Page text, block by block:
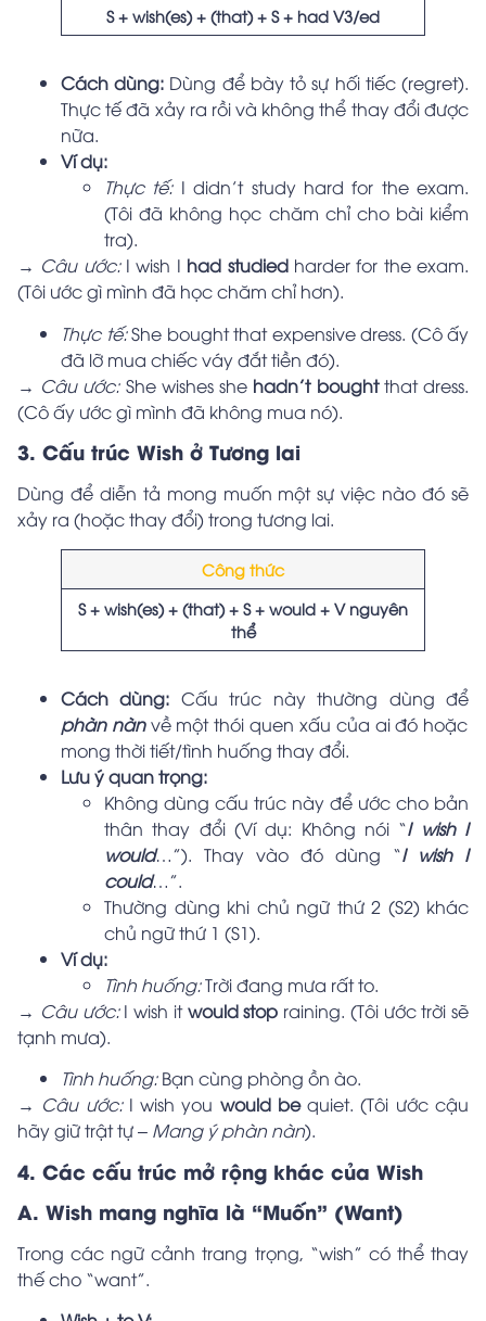
S + wish(es) + (that) + S + had V3/ed
Cách dùng: Dùng để bày tỏ sự hối tiếc (regret).
Thực tế đã xảy ra rồi và không thể thay đổi được
nữa.
Ví dụ:
Thực tế:I didn’t study hard for the exam.
(Tôi đã không học chăm chỉ cho bài kiểm
tra).
→ Câu ước:I wish I had studiedharder for the exam.
(Tôi ước gì mình đã học chăm chỉ hơn).
Thực tế:She bought that expensive dress. (Cô ấy
đã lỡ mua chiếc váy đắt tiền đó).
→ Câu ước:She wishes she hadn’t boughtthat dress.
(Cô ấy ước gì mình đã không mua nó).
3. Cấu trúc Wish ở Tương lai
Dùng để diễn tả mong muốn một sự việc nào đó sẽ
xảy ra (hoặc thay đổi) trong tương lai.
Công thức
S + wish(es) + (that) + S + would + V nguyên
thể
Cách dùng: Cấu trúc này thường dùng để
phàn nànvề một thói quen xấu của ai đó hoặc
mong thời tiết/tình huống thay đổi.
Lưu ý quan trọng:
Không dùng cấu trúc này để ước cho bản
thân thay đổi (Ví dụ: Không nói “I wish I
would…”). Thay vào đó dùng “I wish I
could…”.
Thường dùng khi chủ ngữ thứ 2 (S2) khác
chủ ngữ thứ 1 (S1).
Ví dụ:
Tình huống:Trời đang mưa rất to.
→ Câu ước:I wish itwould stop raining. (Tôi ước trời sẽ
tạnh mưa).
Tình huống:Bạn cùng phòng ồn ào.
→ Câu ước:I wish you would bequiet. (Tôi ước cậu
hãy giữ trật tự – Mang ý phàn nàn).
4. Các cấu trúc mở rộng khác của Wish
A. Wish mang nghĩa là “Muốn” (Want)
Trong các ngữ cảnh trang trọng, “wish” có thể thay
thế cho “want”.